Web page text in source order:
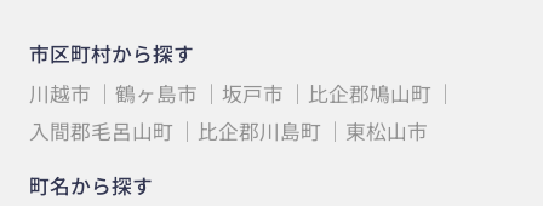
市区町村から探す
川越市
鶴ヶ島市 坂戸市
比企郡鳩山町
入間郡毛呂山町
比企郡川島町
東松山市
町名から探す